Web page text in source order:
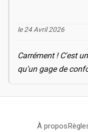
le 24 Avril 2026
Carrément ! C'est
qu'un gage de
À propos